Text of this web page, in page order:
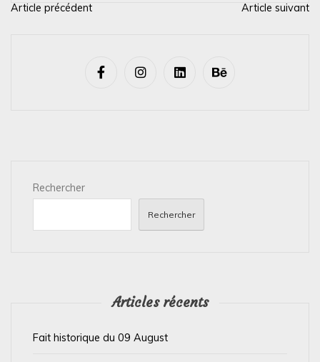
N
Article précédent Article suivant
Rechercher
Rechercher
Articles récents
Fait historique du 09 August